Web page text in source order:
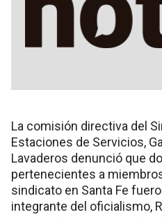
La comisión directiva del
Estaciones de Servicios,
Lavaderos denunció que
pertenecientes a
sindicato en Santa Fe
integrante del oficialismo,